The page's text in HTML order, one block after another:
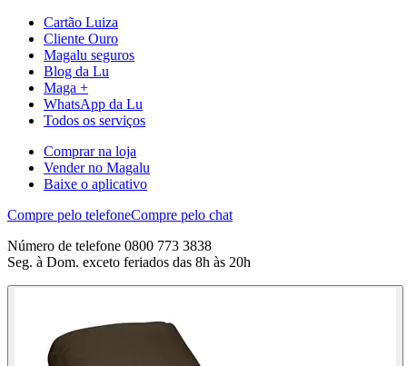
Cartão Luiza
Cliente Ouro
Magalu seguros
Blog da Lu
Maga +
WhatsApp da Lu
Todos os serviços
Comprar na loja
Vender no Magalu
Baixe o aplicativo
Compre pelo telefoneCompre pelo chat
Número de telefone 0800 773 3838
Seg. à Dom. exceto feriados das 8h às 20h